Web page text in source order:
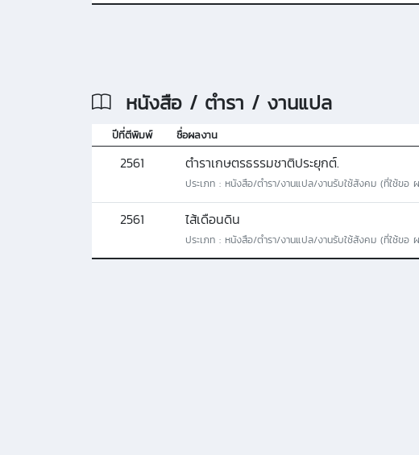
หนังสือ / ตำรา / งานแปล
ปีที่ตีพิมพ์ ชื่อผลงาน
2561 ตำราเกษตรธรรมชาติประยุกต์.
ประเภท : หนังสือ/ตํารา/งานแปล/งานรับใช้สังคม (ที่ใช้ขอ
2561 ไส้เดือนดิน
ประเภท : หนังสือ/ตํารา/งานแปล/งานรับใช้สังคม (ที่ใช้ขอ